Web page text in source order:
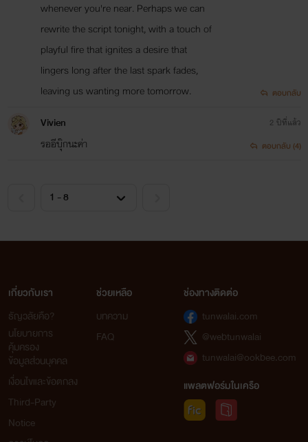
whenever you're near. Perhaps we can
rewrite the script tonight, with a touch of
playful fire that ignites a desire that
lingers long after the last spark fades,
leaving us wanting more tomorrow.
ตอบกลับ
Vivien
รออีบุ๊กนะค่า
2 ปีที่แล้ว
ตอบกลับ (4)
เกี่ยวกับเรา
ธัญวลัยคือ?
นโยบายการ
คุ้มครอง
ข้อมูลส่วนบุคคล
เงื่อนไขและข้อตกลง
Third-Party
Notice
ช่วยเหลือ
บทความ
FAQ
ช่องทางติดต่อ
tunwalai.com
@webtunwalai
tunwalai@ookbee.com
แพลตฟอร์มในเครือ